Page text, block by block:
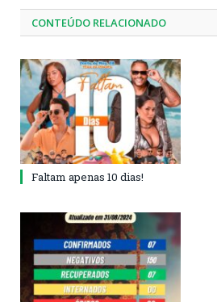
CONTEÚDO RELACIONADO
Faltam apenas 10 dias!